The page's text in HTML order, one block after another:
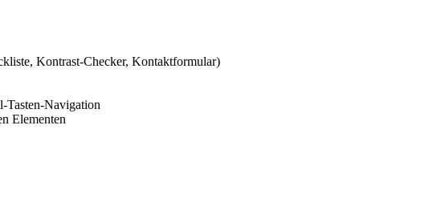
Kontrast-Checker, Kontaktformular)
Tasten-Navigation
Elementen